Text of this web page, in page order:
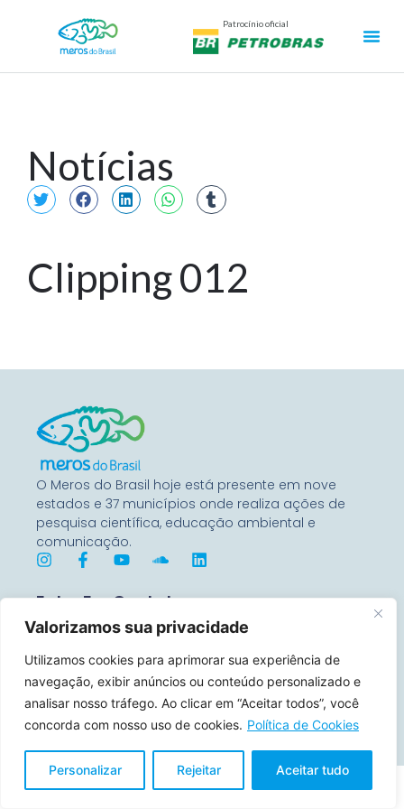
Valorizamos sua privacidade
Utilizamos cookies para aprimorar sua experiência de
navegação, exibir anúncios ou conteúdo personalizado e
analisar nosso tráfego. Ao clicar em “Aceitar todos”, você
concorda com nosso uso de cookies. Política de Cookies
Personalizar Rejeitar Aceitar tudo
Patrocínio oficial
Notícias
Clipping 012
O Meros do Brasil hoje está presente em nove
estados e 37 municípios onde realiza ações de
pesquisa científica, educação ambiental e
comunicação.
Entre Em Contato
Rua Benjamin Constant, 67
Conj 1104 – 80060-020
Curitiba, Paraná, Brasil
contato@merosdobrasil.org
(21) 99644-7157